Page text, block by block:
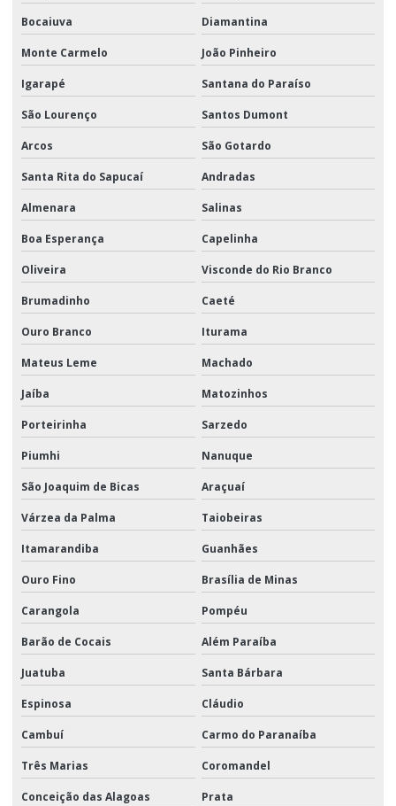
Bocaiuva Diamantina
Monte Carmelo João Pinheiro
Igarapé Santana do Paraíso
São Lourenço Santos Dumont
Arcos São Gotardo
Santa Rita do Sapucaí Andradas
Almenara Salinas
Boa Esperança Capelinha
Oliveira Visconde do Rio Branco
Brumadinho Caeté
Ouro Branco Iturama
Mateus Leme Machado
Jaíba Matozinhos
Porteirinha Sarzedo
Piumhi Nanuque
São Joaquim de Bicas Araçuaí
Várzea da Palma Taiobeiras
Itamarandiba Guanhães
Ouro Fino Brasília de Minas
Carangola Pompéu
Barão de Cocais Além Paraíba
Juatuba Santa Bárbara
Espinosa Cláudio
Cambuí Carmo do Paranaíba
Três Marias Coromandel
Conceição das Alagoas Prata